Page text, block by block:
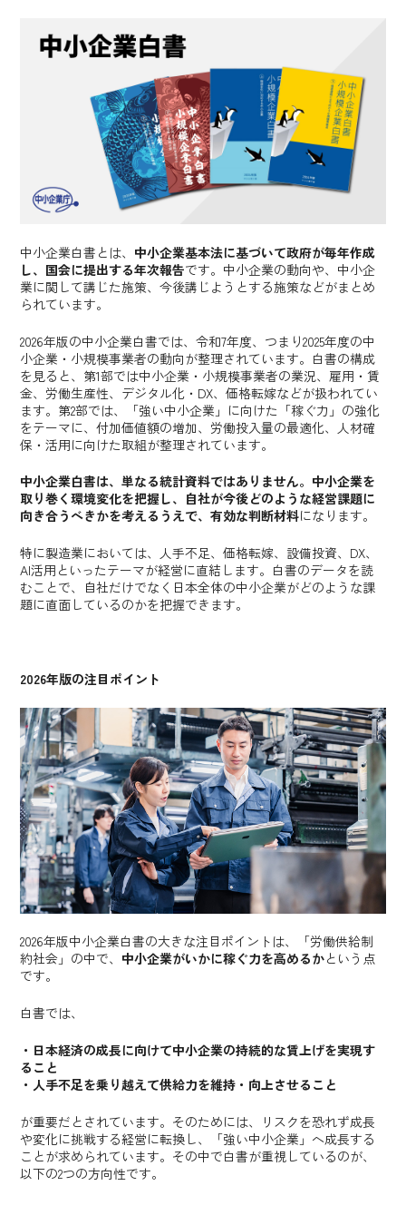
Board」
事例2：株式会社高瀬金型「DX推進室の立ち上げと現場
が楽になるシステム開発」
事例3：松本興産株式会社「全社的な意識改革『社内
塾』開講と自社アプリの開発」
中小製造業が取り組むべきこと
営業製作所の支援領域
中小企業白書とは、 中小企業基本法に基づいて政府が毎年作成
し、国会に提出する年次報告です。中小企業の動向や、中小企
業に関して講じた施策、今後講じようとする施策などがまとめ
られています。
2026年版の中小企業白書では、令和7年度、つまり2025年度の中
小企業・小規模事業者の動向が整理されています。白書の構成
を見ると、第1部では中小企業・小規模事業者の業況、雇用・賃
金、労働生産性、デジタル化・DX、価格転嫁などが扱われてい
ます。第2部では、「強い中小企業」に向けた「稼ぐ力」の強化
をテーマに、付加価値額の増加、労働投入量の最適化、人材確
保・活用に向けた取組が整理されています。
中小企業白書は、単なる統計資料ではありません。中小企業を
取り巻く環境変化を把握し、自社が今後どのような経営課題に
向き合うべきかを考えるうえで、有効な判断材料になります。
特に製造業においては、人手不足、価格転嫁、設備投資、DX、
AI活用といったテーマが経営に直結します。白書のデータを読
むことで、自社だけでなく日本全体の中小企業がどのような課
題に直面しているのかを把握できます。
2026年版の注目ポイント
2026年版中小企業白書の大きな注目ポイントは、「労働供給制
約社会」の中で、 中小企業がいかに稼ぐ力を高めるかという点
です。
白書では、
・日本経済の成長に向けて中小企業の持続的な賃上げを実現す
ること
・人手不足を乗り越えて供給力を維持・向上させること
が重要だとされています。そのためには、リスクを恐れず成長
や変化に挑戦する経営に転換し、「強い中小企業」へ成長する
ことが求められています。その中で白書が重視しているのが、
以下の2つの方向性です。